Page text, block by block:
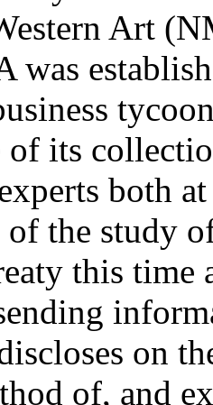
Art
was
of its
both
of the study
this time
on
of, and